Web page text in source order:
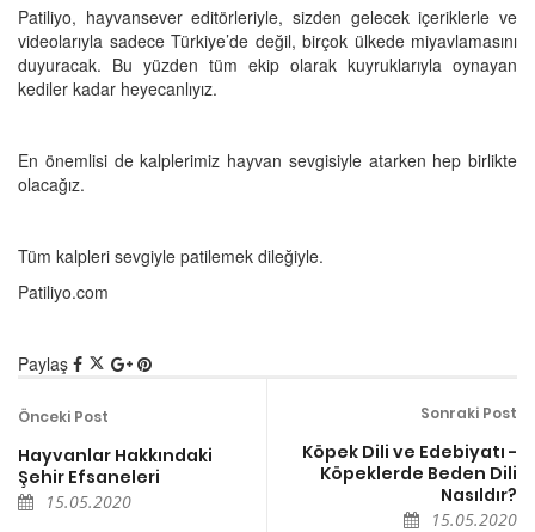
Patiliyo, hayvansever editörleriyle, sizden gelecek içeriklerle ve
videolarıyla sadece Türkiye’de değil, birçok ülkede miyavlamasını
duyuracak. Bu yüzden tüm ekip olarak kuyruklarıyla oynayan
kediler kadar heyecanlıyız.
En önemlisi de kalplerimiz hayvan sevgisiyle atarken hep birlikte
olacağız.
Tüm kalpleri sevgiyle patilemek dileğiyle.
Patiliyo.com
Paylaş
Önceki Post
Hayvanlar Hakkındaki
Şehir Efsaneleri
15.05.2020
Sonraki Post
Köpek Dili ve Edebiyatı -
Köpeklerde Beden Dili
Nasıldır?
15.05.2020